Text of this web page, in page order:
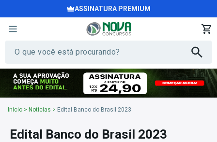
ASSINATURA PREMIUM
Início > Notícias > Edital Banco do Brasil 2023
Edital Banco do Brasil 2023